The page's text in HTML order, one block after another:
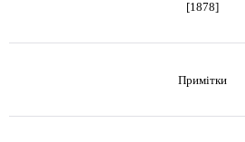
[1878]
Примітки